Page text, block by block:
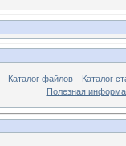
Каталог файлов
Каталог
Полезная